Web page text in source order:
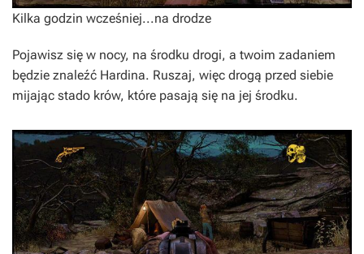
Kilka godzin wcześniej...na drodze
Pojawisz się w nocy, na środku drogi, a twoim zadaniem
będzie znaleźć Hardina. Ruszaj, więc drogą przed siebie
mijając stado krów, które pasają się na jej środku.